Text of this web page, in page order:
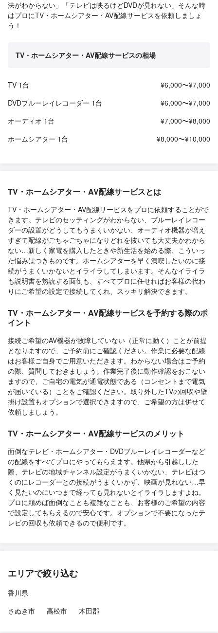
法がわからない」「テレビは映るけどDVDが見れない」そんな時
はプロにTV・ホームシアター・AV配線サービスを依頼しましょ
う！
TV・ホームシアター・AV配線サービスの相場
TV 1台
¥6,000〜¥7,000
DVDブルーレイレコーダー 1台
¥6,000〜¥7,000
オーディオ 1台
¥7,000〜¥8,000
ホームシアター 1台
¥8,000〜¥10,000
TV・ホームシアター・AV配線サービスとは
TV・ホームシアター・AV配線サービスをプロに依頼することがで
きます。テレビのセッティングがわからない、ブルーレイレコー
ダーの設置がどうしてもうまくいかない、オーディオ機器が増え
すぎて配線がごちゃごちゃになりどれを抜いても大丈夫かわから
ない…新しく家電を購入したときや新生活を始める際、こういっ
た悩みはつきものです。ホームシアターを早く満喫したいのに接
続がうまくいかないとイライラしてしまいます。そんなイライラ
も説明書を熟読する面倒も、すべてプロに任せればお客様の代わ
りにご希望の設定で接続してくれ、スッキリ解決できます。
TV・ホームシアター・AV配線サービスを予約する際のポ
イント
接続ご希望のAV機器が故障していない（正常に動く）ことが前提
となりますので、ご予約前にご確認ください。作業に必要な配線
はお客様ご自身でご用意いただきます。わからない場合はご予約
の際、質問しておきましょう。作業完了後に動作確認をおこない
ますので、ご自宅の電気が通電状態である（コンセントまで電気
が届いている）ことをご確認ください。取り外したTVの回収や壁
掛け設置もオプションで選択できますので、ご希望の方は併せて
依頼しましょう。
TV・ホームシアター・AV配線サービスのメリット
面倒なテレビ・ホームシアター・DVDブルーレイレコーダーなど
の配線をすべてプロにやってもらえます。他県から引越しした
際、テレビの地域チャンネル設定がうまくいかない、テレビはつ
くのにレコーダーとの接続がうまくいかず、映画が見れない…早
く見たいのにいつまで経っても見れないとイライラしますよね。
プロに頼めば面倒なことも複雑なことも、お客様のご希望の内容
で設定してもらえるので安心です。オプションで不要になったテ
レビの回収も依頼できるので便利です。
エリアで絞り込む
香川県
さぬき市
高松市 木田郡